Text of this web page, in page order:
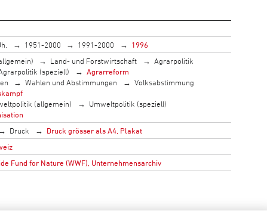
1951-2000 1991-2000
1996
Land- und Forstwirtschaft
Agrarpolitik
(speziell)
Agrarreform
Wahlen und Abstimmungen
Volksabstimmung
(allgemein)
Umweltpolitik (speziell)
Druck
Druck grösser als A4, Plakat
Fund for Nature (WWF), Unternehmensarchiv